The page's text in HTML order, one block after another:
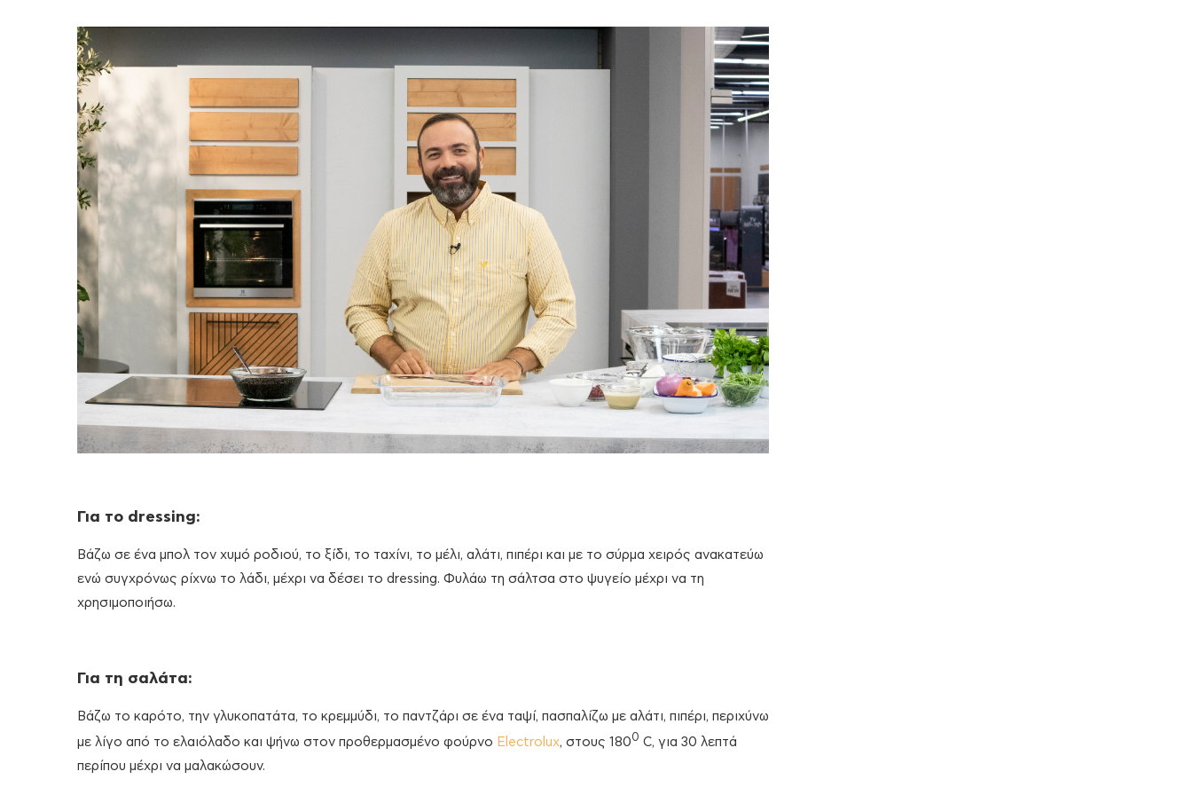
Για το dressing:
Βάζω σε ένα μπολ τον χυμό ροδιού, το ξίδι, το ταχίνι, το μέλι, αλάτι, πιπέρι και με το σύρμα χειρός ανακατεύω
ενώ συγχρόνως ρίχνω το λάδι, μέχρι να δέσει το dressing. Φυλάω τη σάλτσα στο ψυγείο μέχρι να τη
χρησιμοποιήσω.
Για τη σαλάτα:
Βάζω το καρότο, την γλυκοπατάτα, το κρεμμύδι, το παντζάρι σε ένα ταψί, πασπαλίζω με αλάτι, πιπέρι, περιχύνω
με λίγο από το ελαιόλαδο και ψήνω στον προθερμασμένο φούρνο Electrolux, στους 1800 C, για 30 λεπτά
περίπου μέχρι να μαλακώσουν.